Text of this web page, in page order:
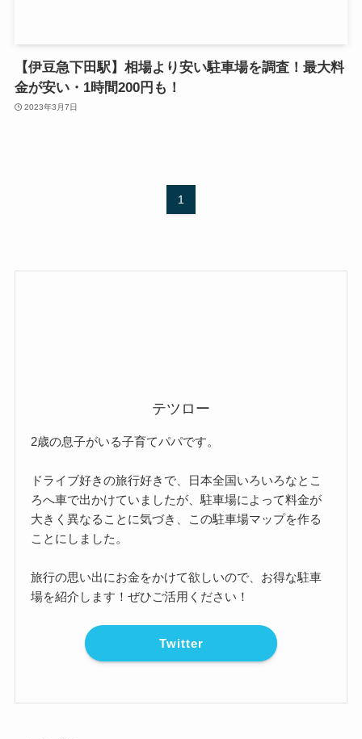
【伊豆急下田駅】相場より安い駐車場を調査！最大料
金が安い・1時間200円も！
2023年3月7日
1
テツロー
2歳の息子がいる子育てパパです。
ドライブ好きの旅行好きで、日本全国いろいろなとこ
ろへ車で出かけていましたが、駐車場によって料金が
大きく異なることに気づき、この駐車場マップを作る
ことにしました。
旅行の思い出にお金をかけて欲しいので、お得な駐車
場を紹介します！ぜひご活用ください！
Twitter